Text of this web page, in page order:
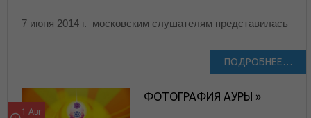
7 июня 2014 г. московским слушателям представилась
ПОДРОБНЕЕ…
1 Авг
ФОТОГРАФИЯ АУРЫ »